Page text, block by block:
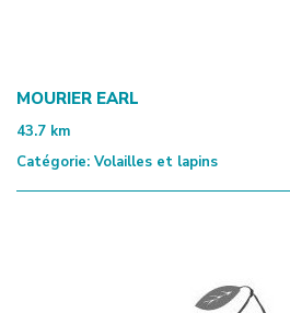
MOURIER EARL
43.7 km
Catégorie: Volailles et lapins